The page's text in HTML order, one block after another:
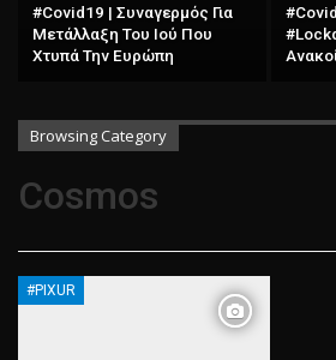
#Covid19 | Συναγερμός Για
Μετάλλαξη Του Ιού Που
Χτυπά Την Ευρώπη
Browsing Category
Cosmos
#PIXUR